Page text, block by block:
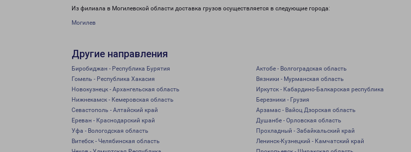
Из филиала в Могилевской области доставка грузов осуществляется в следующие города:
Могилев
Другие направления
Биробиджан - Республика Бурятия Актобе - Волгоградская область
Гомель - Республика Хакасия
Вязники - Мурманская область
Новокузнецк - Архангельская область
Иркутск - Кабардино-Балкарская республика
Нижнекамск - Кемеровская область
Березники - Грузия
Севастополь - Алтайский край
Арзамас - Вайоц Дзорская область
Ереван - Краснодарский край
Душанбе - Орловская область
Уфа - Вологодская область
Прохладный - Забайкальский край
Витебск - Челябинская область
Ленинск-Кузнецкий - Камчатский край